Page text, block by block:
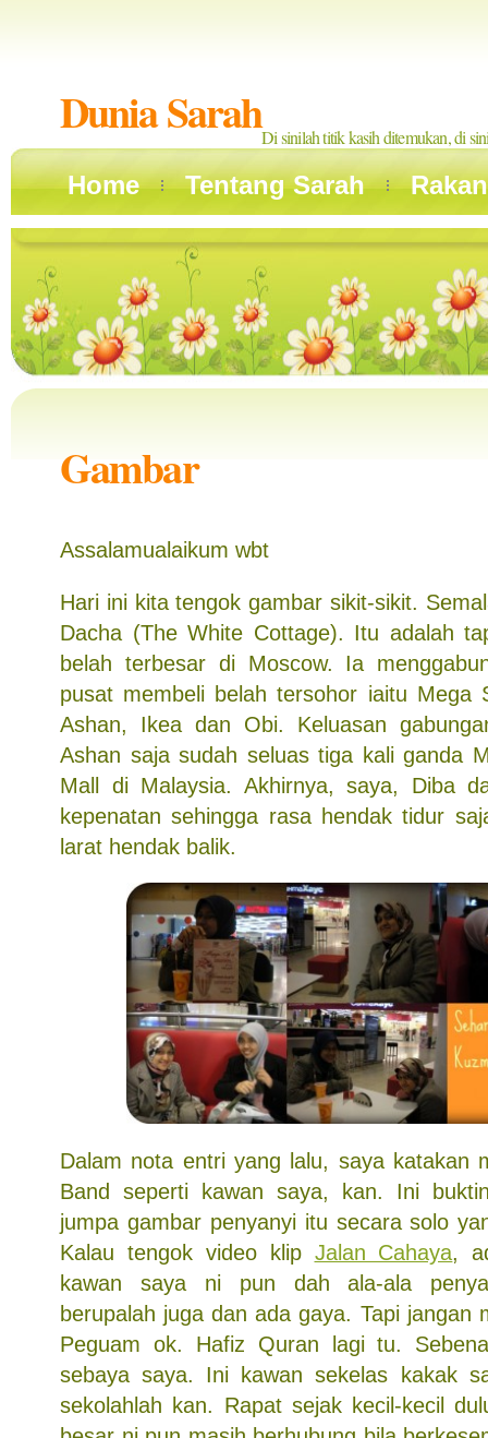
Dunia SarahDi sinilah titik kasih ditemukan, di
Home Tentang Sarah
Gambar
Assalamualaikum wbt
Hari ini kita tengok gambar sikit-sikit.
Dacha (The White Cottage). Itu adalah
belah terbesar di Moscow. Ia
pusat membeli belah tersohor iaitu Mega
Ashan, Ikea dan Obi. Keluasan
Ashan saja sudah seluas tiga kali ganda
Mall di Malaysia. Akhirnya, saya, Diba
kepenatan sehingga rasa hendak tidur
larat hendak balik.
Dalam nota entri yang lalu, saya katakan
Band seperti kawan saya, kan. Ini
jumpa gambar penyanyi itu secara solo
Kalau tengok video klip Jalan Cahaya,
kawan saya ni pun dah ala-ala
berupalah juga dan ada gaya. Tapi jangan
Peguam ok. Hafiz Quran lagi tu.
sebaya saya. Ini kawan sekelas kakak
sekolahlah kan. Rapat sejak kecil-kecil